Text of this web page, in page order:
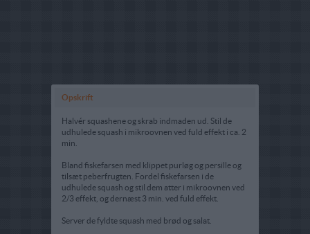
Opskrift
Halvér squashene og skrab indmaden ud. Stil de
udhulede squash i mikroovnen ved fuld effekt i ca. 2
min.
Bland fiskefarsen med klippet purløg og persille og
tilsæt peberfrugten. Fordel fiskefarsen i de
udhulede squash og stil dem atter i mikroovnen ved
2/3 effekt, og dernæst 3 min. ved fuld effekt.
Server de fyldte squash med brød og salat.